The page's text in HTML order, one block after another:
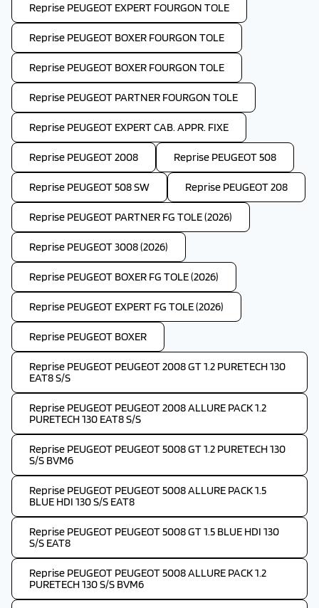
Reprise PEUGEOT EXPERT FOURGON TOLE
Reprise PEUGEOT BOXER FOURGON TOLE
Reprise PEUGEOT BOXER FOURGON TOLE
Reprise PEUGEOT PARTNER FOURGON TOLE
Reprise PEUGEOT EXPERT CAB. APPR. FIXE
Reprise PEUGEOT 2008 Reprise PEUGEOT 508
Reprise PEUGEOT 508 SW Reprise PEUGEOT 208
Reprise PEUGEOT PARTNER FG TOLE (2026)
Reprise PEUGEOT 3008 (2026)
Reprise PEUGEOT BOXER FG TOLE (2026)
Reprise PEUGEOT EXPERT FG TOLE (2026)
Reprise PEUGEOT BOXER
Reprise PEUGEOT PEUGEOT 2008 GT 1.2 PURETECH 130
EAT8 S/S
Reprise PEUGEOT PEUGEOT 2008 ALLURE PACK 1.2
PURETECH 130 EAT8 S/S
Reprise PEUGEOT PEUGEOT 5008 GT 1.2 PURETECH 130
S/S BVM6
Reprise PEUGEOT PEUGEOT 5008 ALLURE PACK 1.5
BLUE HDI 130 S/S EAT8
Reprise PEUGEOT PEUGEOT 5008 GT 1.5 BLUE HDI 130
S/S EAT8
Reprise PEUGEOT PEUGEOT 5008 ALLURE PACK 1.2
PURETECH 130 S/S BVM6